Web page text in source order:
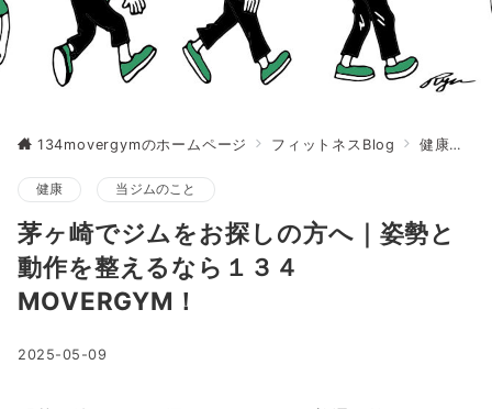
134movergymのホームページ フィットネスBlog 健康
健康 当ジムのこと
茅ヶ崎でジムをお探しの方へ｜姿勢と
動作を整えるなら１３４
MOVERGYM！
2025-05-09